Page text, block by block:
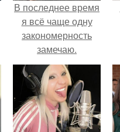
В последнее время
я всё чаще одну
закономерность
замечаю.